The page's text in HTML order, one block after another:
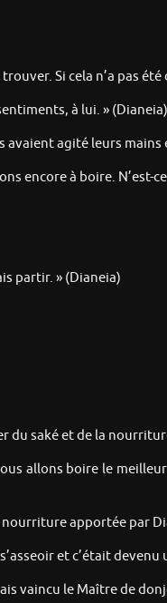
Si cela n’a pas
à lui. » (Dianeia)
avaient agité leurs
encore à boire. N’est-
partir. » (Dianeia)
du saké et de la
allons boire le
apportée par
et c’était
vaincu le Maître de